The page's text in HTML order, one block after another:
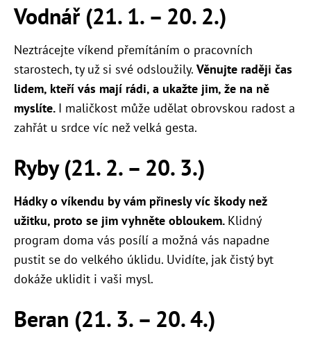
Vodnář (21. 1. – 20. 2.)
Neztrácejte víkend přemítáním o pracovních
starostech, ty už si své odsloužily. Věnujte raději čas
lidem, kteří vás mají rádi, a ukažte jim, že na ně
myslíte. I maličkost může udělat obrovskou radost a
zahřát u srdce víc než velká gesta.
Ryby (21. 2. – 20. 3.)
Hádky o víkendu by vám přinesly víc škody než
užitku, proto se jim vyhněte obloukem. Klidný
program doma vás posílí a možná vás napadne
pustit se do velkého úklidu. Uvidíte, jak čistý byt
dokáže uklidit i vaši mysl.
Beran (21. 3. – 20. 4.)